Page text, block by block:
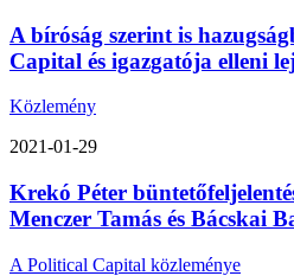
A bíróság szerint is
Capital és igazgatója elleni
Közlemény
2021-01-29
Krekó Péter
Menczer Tamás és Bácskai
A Political Capital közleménye